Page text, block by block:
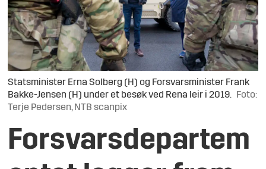
Statsminister Erna Solberg (H) og Forsvarsminister Frank
Bakke-Jensen (H) under et besøk ved Rena leir i 2019.
Foto:
Terje Pedersen, NTB scanpix
Forsvarsdepartem